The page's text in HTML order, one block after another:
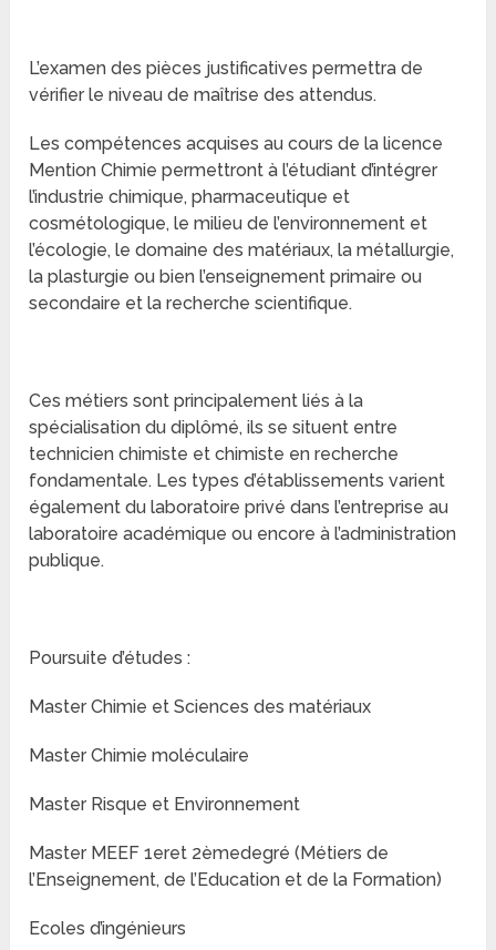
L’examen des pièces justificatives permettra de
vérifier le niveau de maîtrise des attendus.
Les compétences acquises au cours de la licence
Mention Chimie permettront à l’étudiant d’intégrer
l’industrie chimique, pharmaceutique et
cosmétologique, le milieu de l’environnement et
l’écologie, le domaine des matériaux, la métallurgie,
la plasturgie ou bien l’enseignement primaire ou
secondaire et la recherche scientifique.
Ces métiers sont principalement liés à la
spécialisation du diplômé, ils se situent entre
technicien chimiste et chimiste en recherche
fondamentale. Les types d’établissements varient
également du laboratoire privé dans l’entreprise au
laboratoire académique ou encore à l’administration
publique.
Poursuite d’études :
Master Chimie et Sciences des matériaux
Master Chimie moléculaire
Master Risque et Environnement
Master MEEF 1eret 2èmedegré (Métiers de
l’Enseignement, de l’Education et de la Formation)
Ecoles d’ingénieurs